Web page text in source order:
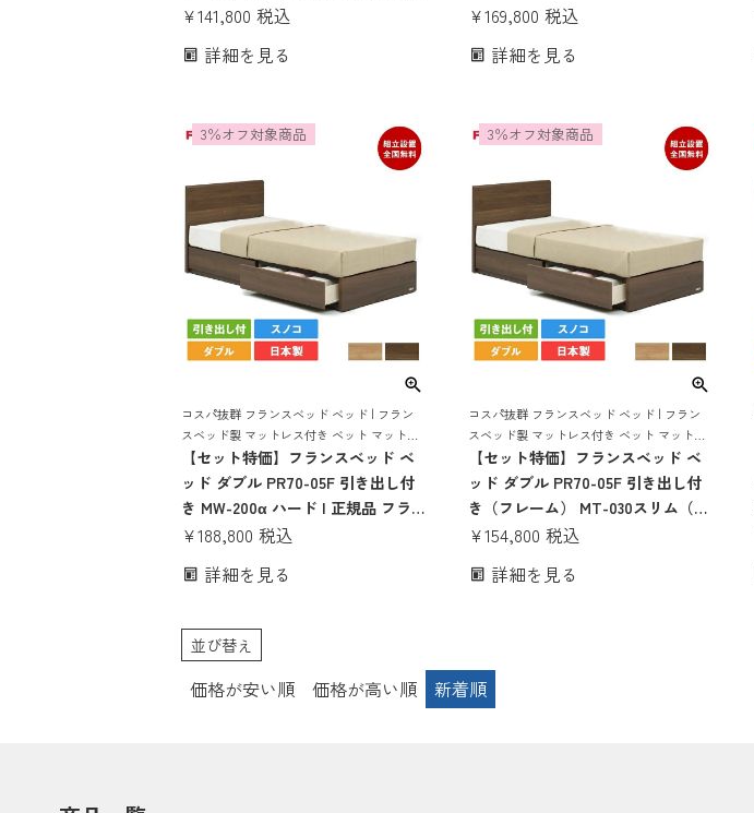
ス） | 正規品 フランスベッド製 目
周年 pr7005 mt030 腰痛 薄い かた
¥141,800 税込
詳細を見る
マットレスセット ベッドセット マ
ットレス付 ベット ダブルサイズ 収
納 収納付き 引き出し すのこ スノ
¥169,800 税込
詳細を見る
コスパ抜群 フランスベッド ベッド | フラン
スベッド製 マットレス付き ベット マットレ
ス 付き マットレスセット 70周年 収納 収納
付き 引き出し 引出し スノコ すのこ すのこ
ベッド
【セット特価】フランスベッド ベ
ッド ダブル PR70-05F 引き出し付
き MW-200α ハード | 正規品 フラ
ンスベッド製 ダブルベッド マット
セット マットレス付 ベット ダブル
のこ スノコ コンパクト 日本製
3％オフ対象商品
¥188,800 税込
詳細を見る
コスパ抜群 フランスベッド ベッド | フラン
スベッド製 マットレス付き ベット マットレ
ス 付き マットレスセット 70周年 収納 収納
付き 引き出し 引出し スノコ すのこ すのこ
ベッド
【セット特価】フランスベッド ベ
ッド ダブル PR70-05F 引き出し付
き（フレーム） MT-030スリム（マ
ットレス） | 正規品 フランスベッ
ス 70周年 pr7005 mt030 腰痛 薄い
3％オフ対象商品
¥154,800 税込
詳細を見る
並び替え
価格が安い順 価格が高い順 新着順